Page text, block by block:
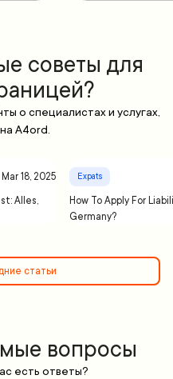
советы для
о специалистах и услугах,
A4ord.
Mar 18, 2025
Alles,
Expats
How To Apply For
Germany?
статьи
вопросы
есть ответы?